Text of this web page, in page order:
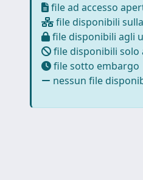
file ad accesso
file disponibili
file disponibili agli
file disponibili
file sotto embargo
nessun file